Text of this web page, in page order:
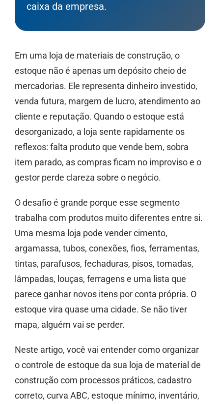
caixa da empresa.
Em uma loja de materiais de construção, o
estoque não é apenas um depósito cheio de
mercadorias. Ele representa dinheiro investido,
venda futura, margem de lucro, atendimento ao
cliente e reputação. Quando o estoque está
desorganizado, a loja sente rapidamente os
reflexos: falta produto que vende bem, sobra
item parado, as compras ficam no improviso e o
gestor perde clareza sobre o negócio.
O desafio é grande porque esse segmento
trabalha com produtos muito diferentes entre si.
Uma mesma loja pode vender cimento,
argamassa, tubos, conexões, fios, ferramentas,
tintas, parafusos, fechaduras, pisos, tomadas,
lâmpadas, louças, ferragens e uma lista que
parece ganhar novos itens por conta própria. O
estoque vira quase uma cidade. Se não tiver
mapa, alguém vai se perder.
Neste artigo, você vai entender como organizar
o controle de estoque da sua loja de material de
construção com processos práticos, cadastro
correto, curva ABC, estoque mínimo, inventário,